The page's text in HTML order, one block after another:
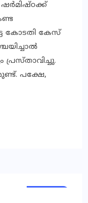
കോടതി കേസ്
പ്രസ്താവിച്ചു.
പക്ഷേ,